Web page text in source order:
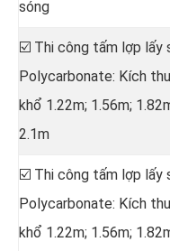
sóng
☑️ Thi công tấm lợp lấy
Polycarbonate: Kích
khổ 1.22m; 1.56m;
2.1m
☑️ Thi công tấm lợp lấy
Polycarbonate: Kích
khổ 1.22m; 1.56m;